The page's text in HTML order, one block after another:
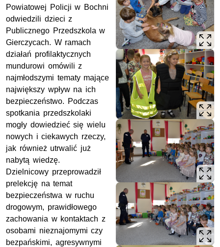
Powiatowej Policji w Bochni
odwiedzili dzieci z
Publicznego Przedszkola w
Gierczycach. W ramach
działań profilaktycznych
mundurowi omówili z
najmłodszymi tematy mające
największy wpływ na ich
bezpieczeństwo. Podczas
spotkania przedszkolaki
mogły dowiedzieć się wielu
nowych i ciekawych rzeczy,
jak również utrwalić już
nabytą wiedzę.
Dzielnicowy przeprowadził
prelekcję na temat
bezpieczeństwa w ruchu
drogowym, prawidłowego
zachowania w kontaktach z
osobami nieznajomymi czy
bezpańskimi, agresywnymi